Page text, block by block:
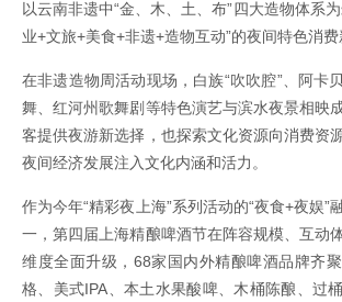
以云南非遗中“金、木、土、布”四大造物体系
业+文旅+美食+非遗+造物互动”的夜间特色消费
在非遗造物周活动现场，白族“吹吹腔”、阿卡
舞、红河州歌舞剧等特色演艺与滨水夜景相映
客提供夜游新选择，也探索文化资源向消费资
夜间经济发展注入文化内涵和活力。
作为今年“精彩夜上海”系列活动的“夜食+夜娱”
一，第四届上海精酿啤酒节在阵容规模、互动
维度全面升级，68家国内外精酿啤酒品牌齐
格、美式IPA、本土水果酸啤、木桶陈酿、过